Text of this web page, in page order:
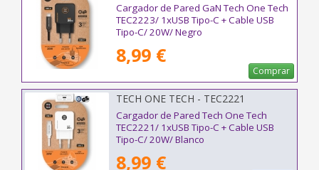
Cargador de Pared GaN Tech One Tech
TEC2223/ 1xUSB Tipo-C + Cable USB
Tipo-C/ 20W/ Negro
8,99 €
Comprar
TECH ONE TECH - TEC2221
Cargador de Pared Tech One Tech
TEC2221/ 1xUSB Tipo-C + Cable USB
Tipo-C/ 20W/ Blanco
8,99 €